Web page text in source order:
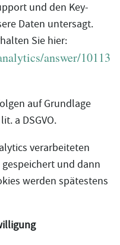
und den Key-
Daten untersagt.
Sie hier:
answer/10113
auf Grundlage
a DSGVO.
verarbeiteten
und dann
werden spätestens